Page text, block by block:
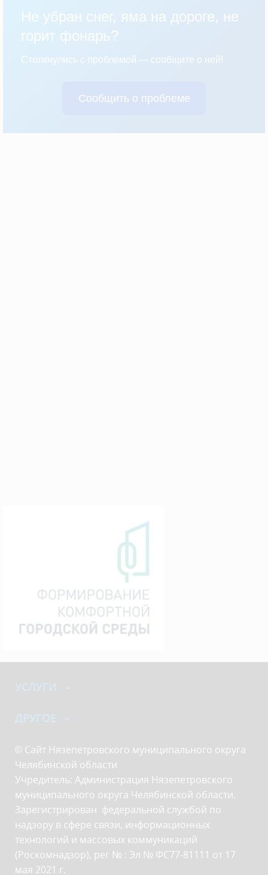
Не убран снег, яма на дороге, не
горит фонарь?
Столкнулись с проблемой — сообщите о ней!
Сообщить о проблеме
УСЛУГИ
ДРУГОЕ
© Сайт Нязепетровского муниципального округа
Челябинской области
Учредитель: Администрация Нязепетровского
муниципального округа Челябинской области.
Зарегистрирован федеральной службой по
надзору в сфере связи, информационных
технологий и массовых коммуникаций
(Роскомнадзор), рег № : Эл № ФС77-81111 от 17
мая 2021 г.